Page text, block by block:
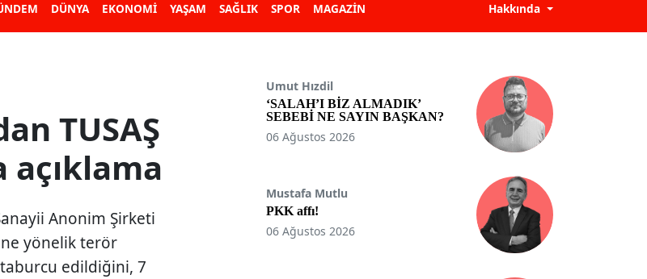
DÜNYA EKONOMİ YAŞAM SAĞLIK SPOR MAGAZİN Hakkında
TUSAŞ
açıklama
Anonim Şirketi
yönelik terör
taburcu edildiğini, 7
Umut Hızdil
‘SALAH’I BİZ ALMADIK’
SEBEBİ NE SAYIN BAŞKAN?
06 Ağustos 2026
Mustafa Mutlu
PKK affı!
06 Ağustos 2026